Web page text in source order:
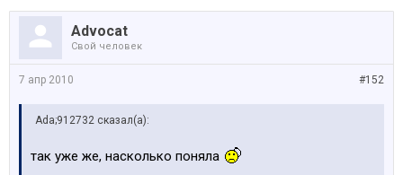
Advocat
Свой человек
#152
7 апр 2010
Ada;912732 сказал(а):
так уже же, насколько поняла